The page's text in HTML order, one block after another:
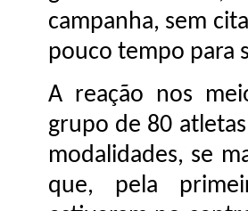
campanha, sem
pouco tempo para
A reação nos
grupo de 80
modalidades, se
que, pela